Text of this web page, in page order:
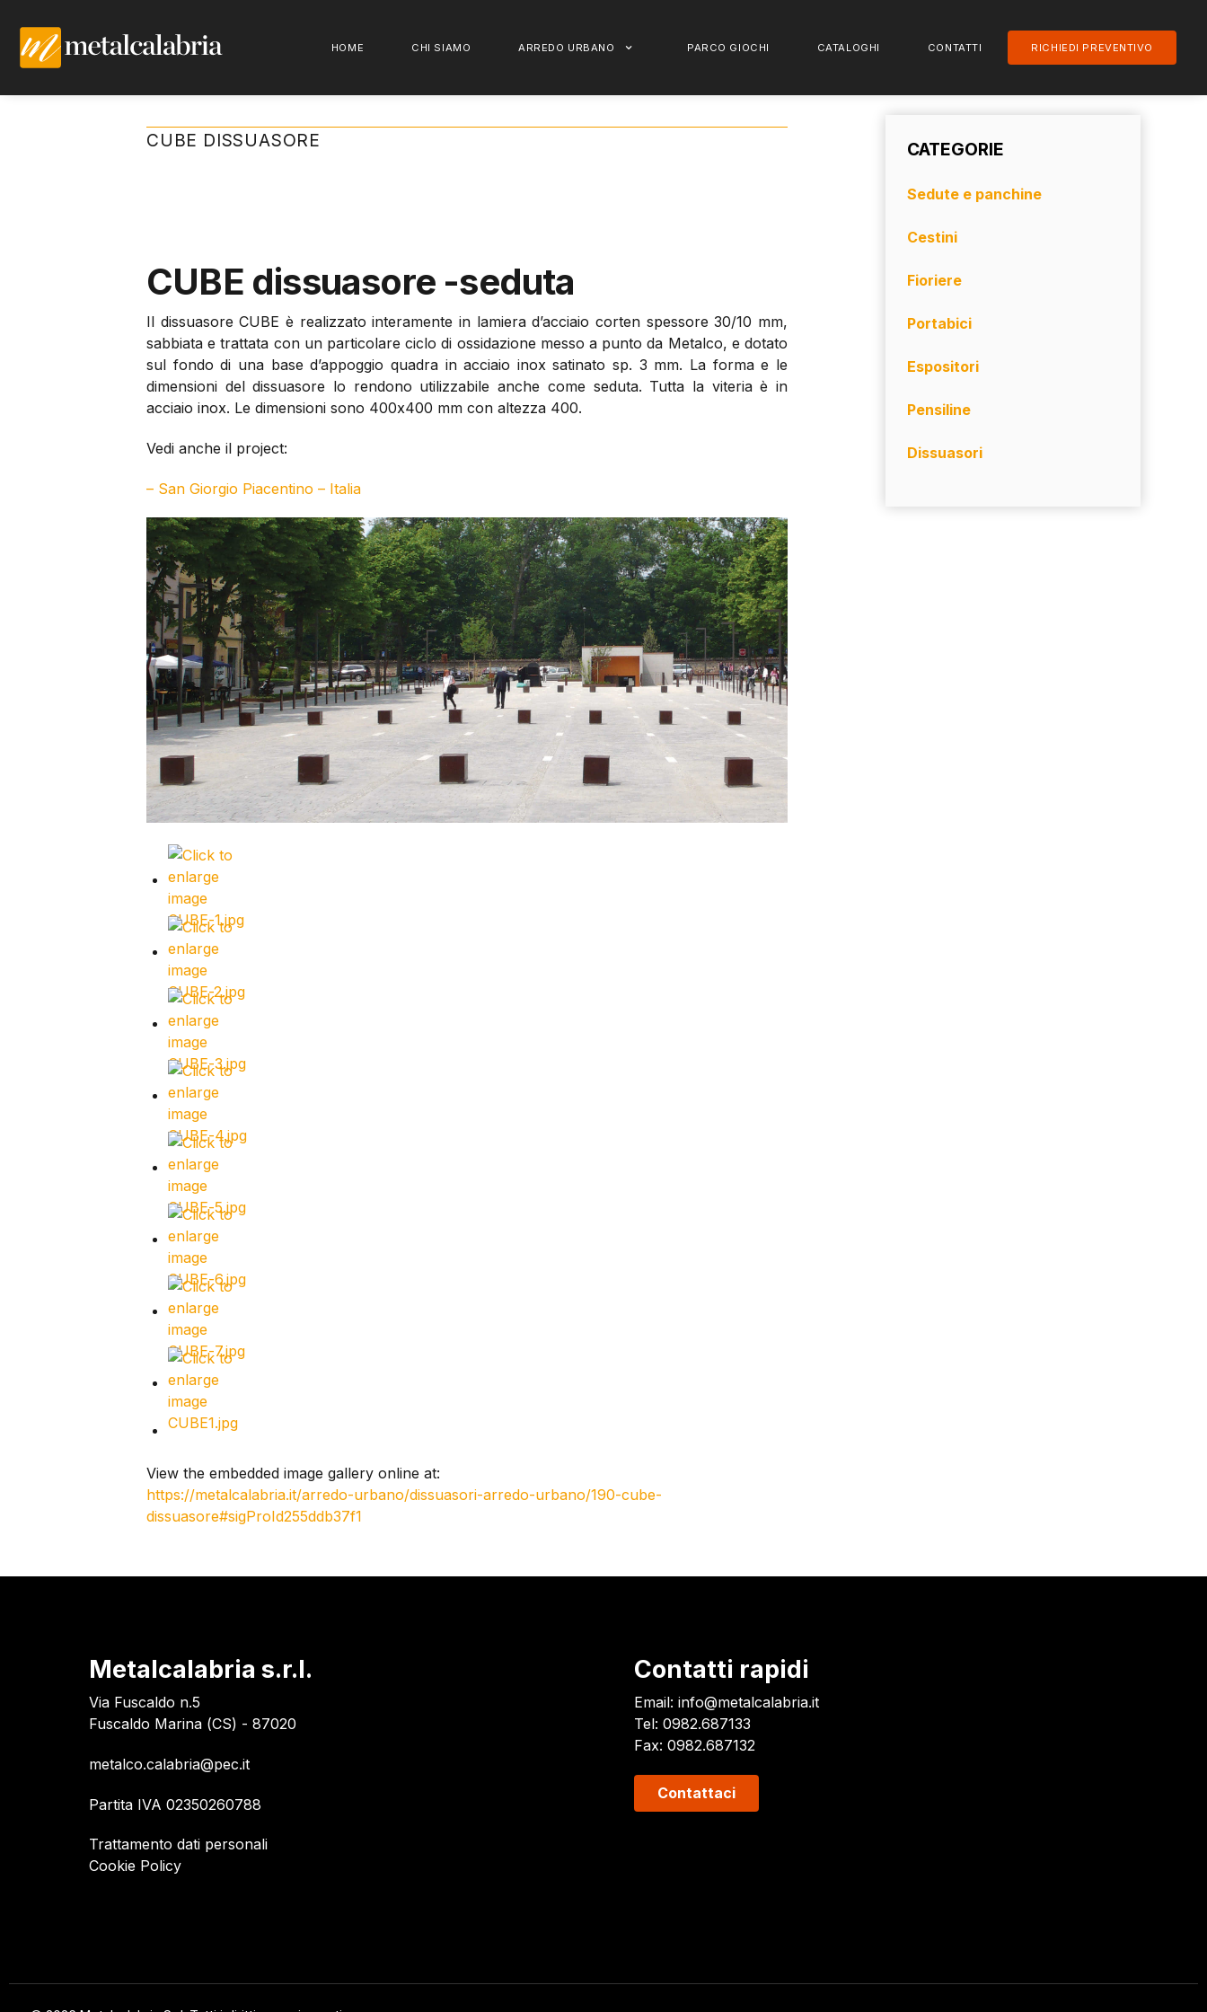
HOME CHI SIAMO ARREDO URBANO PARCO GIOCHI CATALOGHI CONTATTI RICHIEDI PREVENTIVO
CUBE DISSUASORE
CUBE dissuasore -seduta
Il dissuasore CUBE è realizzato interamente in lamiera d’acciaio corten spessore 30/10 mm,
sabbiata e trattata con un particolare ciclo di ossidazione messo a punto da Metalco, e dotato
sul fondo di una base d’appoggio quadra in acciaio inox satinato sp. 3 mm. La forma e le
dimensioni del dissuasore lo rendono utilizzabile anche come seduta. Tutta la viteria è in
acciaio inox. Le dimensioni sono 400x400 mm con altezza 400.
Vedi anche il project:
– San Giorgio Piacentino – Italia
View the embedded image gallery online at:
https://metalcalabria.it/arredo-urbano/dissuasori-arredo-urbano/190-cube-
dissuasore#sigProId255ddb37f1
CATEGORIE
Sedute e panchine
Cestini
Fioriere
Portabici
Espositori
Pensiline
Dissuasori
Metalcalabria s.r.l.
Via Fuscaldo n.5
Fuscaldo Marina (CS) - 87020
metalco.calabria@pec.it
Partita IVA 02350260788
Trattamento dati personali
Cookie Policy
Contatti rapidi
Email: info@metalcalabria.it
Tel: 0982.687133
Fax: 0982.687132
Contattaci